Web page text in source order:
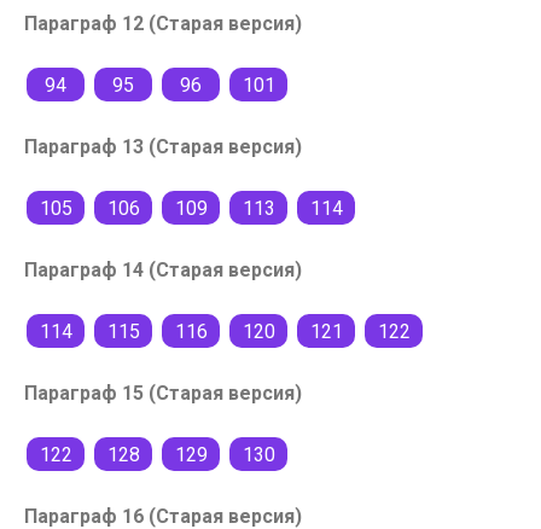
Параграф 12 (Старая версия)
94 95 96 101
Параграф 13 (Старая версия)
105 106 109 113 114
Параграф 14 (Старая версия)
114 115 116 120 121 122
Параграф 15 (Старая версия)
122 128 129 130
Параграф 16 (Старая версия)